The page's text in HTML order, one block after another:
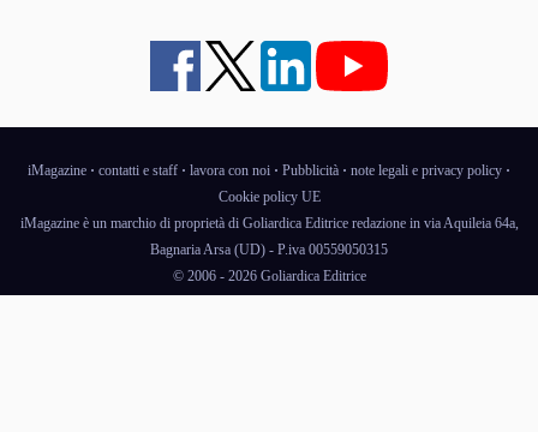
iMagazine · contatti e staff · lavora con noi · Pubblicità · note legali e privacy policy ·
Cookie policy UE
iMagazine è un marchio di proprietà di Goliardica Editrice redazione in via Aquileia 64a,
Bagnaria Arsa (UD) - P.iva 00559050315
© 2006 - 2026 Goliardica Editrice